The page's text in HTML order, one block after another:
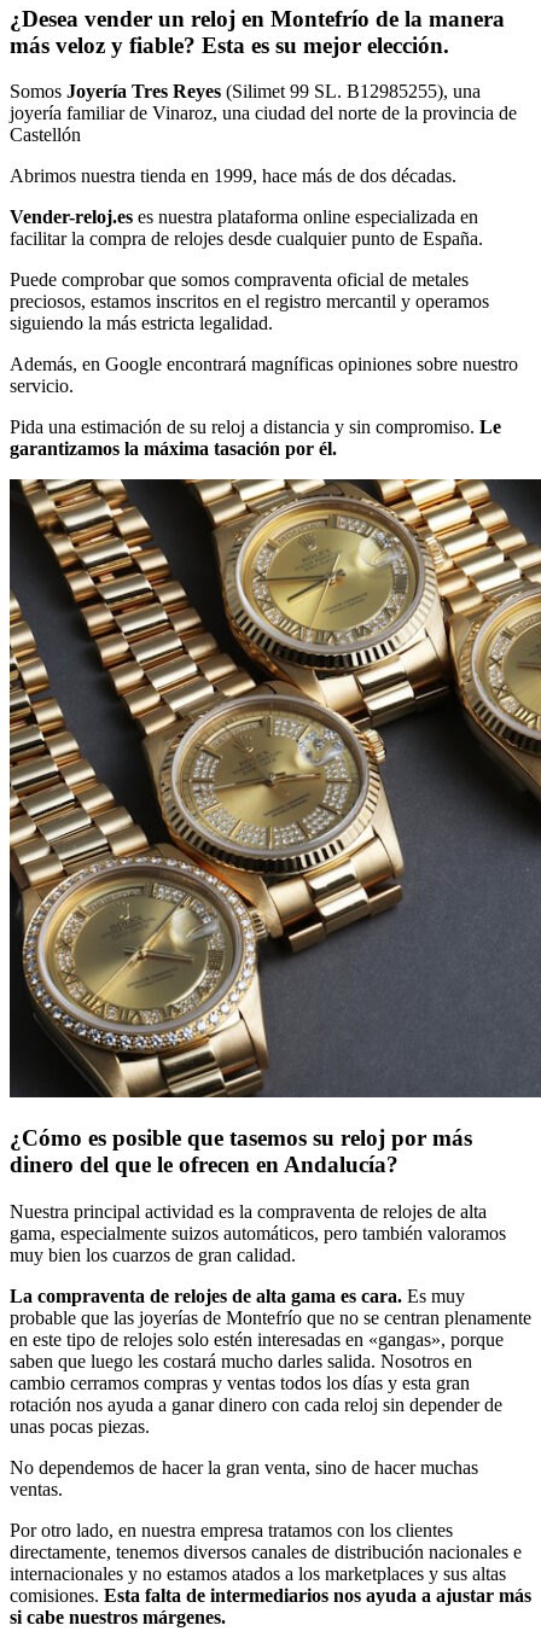
¿Desea vender un reloj en Montefrío de la manera
más veloz y fiable? Esta es su mejor elección.
Somos Joyería Tres Reyes (Silimet 99 SL. B12985255), una
joyería familiar de Vinaroz, una ciudad del norte de la provincia de
Castellón
Abrimos nuestra tienda en 1999, hace más de dos décadas.
Vender-reloj.es es nuestra plataforma online especializada en
facilitar la compra de relojes desde cualquier punto de España.
Puede comprobar que somos compraventa oficial de metales
preciosos, estamos inscritos en el registro mercantil y operamos
siguiendo la más estricta legalidad.
Además, en Google encontrará magníficas opiniones sobre nuestro
servicio.
Pida una estimación de su reloj a distancia y sin compromiso. Le
garantizamos la máxima tasación por él.
¿Cómo es posible que tasemos su reloj por más
dinero del que le ofrecen en Andalucía?
Nuestra principal actividad es la compraventa de relojes de alta
gama, especialmente suizos automáticos, pero también valoramos
muy bien los cuarzos de gran calidad.
La compraventa de relojes de alta gama es cara. Es muy
probable que las joyerías de Montefrío que no se centran plenamente
en este tipo de relojes solo estén interesadas en «gangas», porque
saben que luego les costará mucho darles salida. Nosotros en
cambio cerramos compras y ventas todos los días y esta gran
rotación nos ayuda a ganar dinero con cada reloj sin depender de
unas pocas piezas.
No dependemos de hacer la gran venta, sino de hacer muchas
ventas.
Por otro lado, en nuestra empresa tratamos con los clientes
directamente, tenemos diversos canales de distribución nacionales e
internacionales y no estamos atados a los marketplaces y sus altas
comisiones. Esta falta de intermediarios nos ayuda a ajustar más
si cabe nuestros márgenes.